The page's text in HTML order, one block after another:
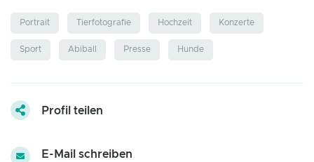
Portrait Tierfotografie Hochzeit Konzerte
Sport Abiball Presse Hunde
Profil teilen
E-Mail schreiben